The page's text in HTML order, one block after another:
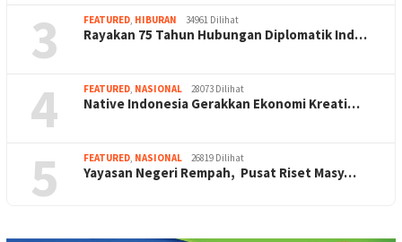
3 FEATURED HIBURAN 34961 Dilihat
Rayakan 75 Tahun Hubungan Diplomatik Ind…
4 FEATURED NASIONAL 28073 Dilihat
Native Indonesia Gerakkan Ekonomi Kreati…
5 FEATURED NASIONAL 26819 Dilihat
Yayasan Negeri Rempah, Pusat Riset Masy…